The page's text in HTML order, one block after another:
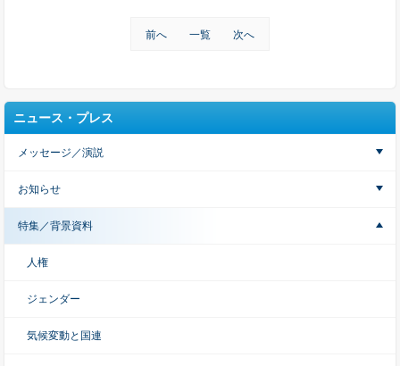
前へ 一覧 次へ
ニュース・プレス
メッセージ／演説
お知らせ
特集／背景資料
人権
ジェンダー
気候変動と国連